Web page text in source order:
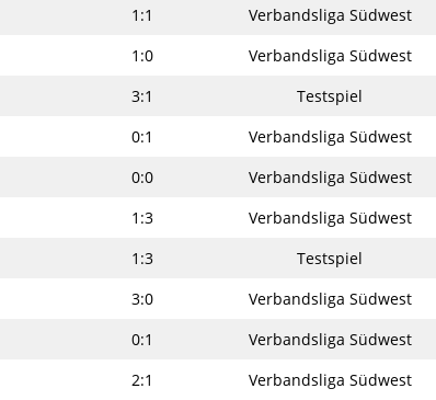
1:1 Verbandsliga Südwest
1:0 Verbandsliga Südwest
3:1 Testspiel
0:1 Verbandsliga Südwest
0:0 Verbandsliga Südwest
1:3 Verbandsliga Südwest
1:3 Testspiel
3:0 Verbandsliga Südwest
0:1 Verbandsliga Südwest
2:1 Verbandsliga Südwest